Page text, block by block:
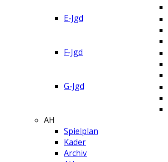
E-Jgd
F-Jgd
G-Jgd
AH
Spielplan
Kader
Archiv